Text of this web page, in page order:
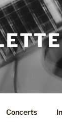
Concerts